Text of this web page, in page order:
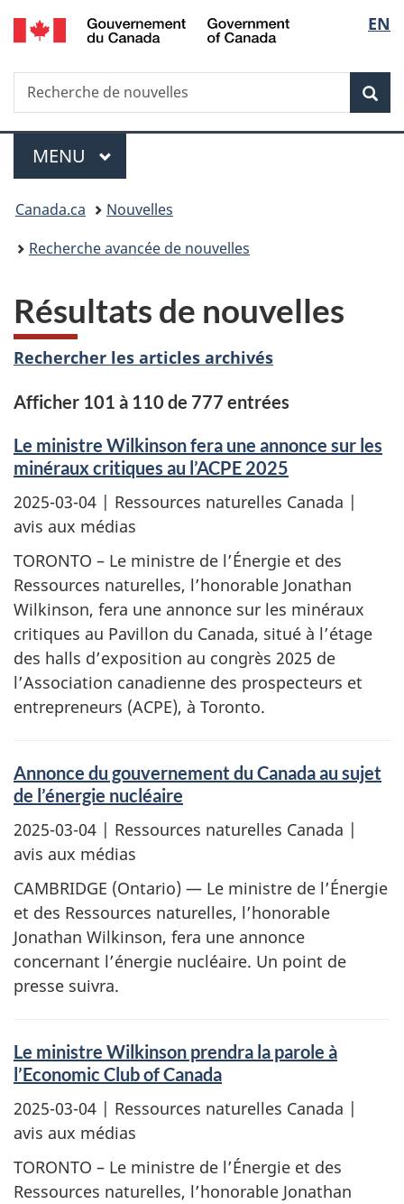
Passer
au
Passer
à
du
Passer
à
simplifiée
de
la
EN
Recherche
Recherche
de
Menu
MENU PRINCIPAL
Vous
êtes
Canada.ca
Nouvelles
Recherche avancée de nouvelles
Résultats de nouvelles
Rechercher les articles archivés
Afficher 101 à 110 de 777 entrées
Le ministre Wilkinson fera une annonce sur les
minéraux critiques au l’ACPE 2025
2025-03-04 | Ressources naturelles Canada |
avis aux médias
TORONTO – Le ministre de l’Énergie et des
Ressources naturelles, l’honorable Jonathan
Wilkinson, fera une annonce sur les minéraux
critiques au Pavillon du Canada, situé à l’étage
des halls d’exposition au congrès 2025 de
l’Association canadienne des prospecteurs et
entrepreneurs (ACPE), à Toronto.
Annonce du gouvernement du Canada au sujet
de l’énergie nucléaire
2025-03-04 | Ressources naturelles Canada |
avis aux médias
CAMBRIDGE (Ontario) — Le ministre de l’Énergie
et des Ressources naturelles, l’honorable
Jonathan Wilkinson, fera une annonce
concernant l’énergie nucléaire. Un point de
presse suivra.
Le ministre Wilkinson prendra la parole à
l’Economic Club of Canada
2025-03-04 | Ressources naturelles Canada |
avis aux médias
TORONTO – Le ministre de l’Énergie et des
Ressources naturelles, l’honorable Jonathan